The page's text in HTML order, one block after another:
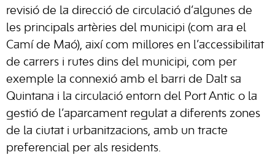
revisió de la direcció de circulació d’algunes de
les principals artèries del municipi (com ara el
Camí de Maó), així com millores en l’accessibilitat
de carrers i rutes dins del municipi, com per
exemple la connexió amb el barri de Dalt sa
Quintana i la circulació entorn del Port Antic o la
gestió de l’aparcament regulat a diferents zones
de la ciutat i urbanitzacions, amb un tracte
preferencial per als residents.